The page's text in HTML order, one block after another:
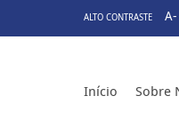
ALTO CONTRASTE A-
Início Sobre